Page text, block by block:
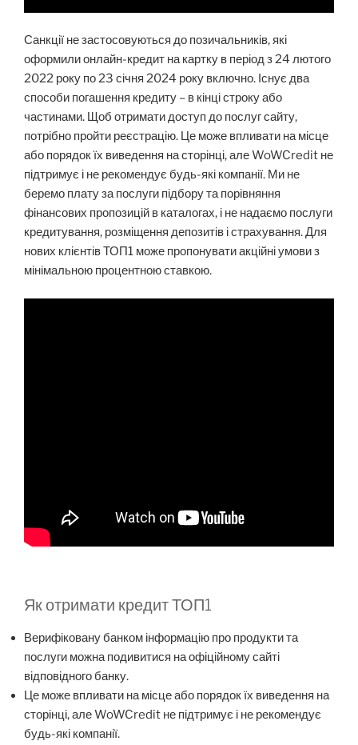
Санкції не застосовуються до позичальників, які
оформили онлайн-кредит на картку в період з 24 лютого
2022 року по 23 січня 2024 року включно. Існує два
способи погашення кредиту – в кінці строку або
частинами. Щоб отримати доступ до послуг сайту,
потрібно пройти реєстрацію. Це може впливати на місце
або порядок їх виведення на сторінці, але WoWCredit не
підтримує і не рекомендує будь-які компанії. Ми не
беремо плату за послуги підбору та порівняння
фінансових пропозицій в каталогах, і не надаємо послуги
кредитування, розміщення депозитів і страхування. Для
нових клієнтів ТОП1 може пропонувати акційні умови з
мінімальною процентною ставкою.
Як отримати кредит ТОП1
Верифіковану банком інформацію про продукти та
послуги можна подивитися на офіційному сайті
відповідного банку.
Це може впливати на місце або порядок їх виведення на
сторінці, але WoWCredit не підтримує і не рекомендує
будь-які компанії.